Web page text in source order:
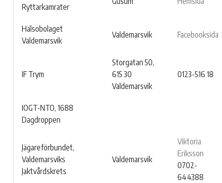
Ryttarkamrater
Hälsobolaget
Valdemarsvik
Valdemarsvik Facebooksida
IF Trym
Storgatan 50,
615 30
Valdemarsvik
0123-516 18
IOGT-NTO, 1688
Dagdroppen
Jägareförbundet,
Valdemarsviks
Jaktvårdskrets
Valdemarsvik
Viktoria
Eriksson
0702-
644388